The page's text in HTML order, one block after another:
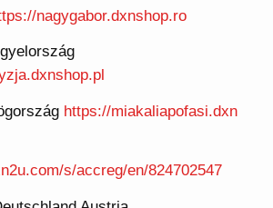
nagygabor.dxnshop.ro
https://miakaliapofasi.dxn
s/accreg/en/824702547